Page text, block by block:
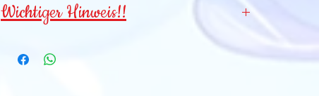
Wichtiger Hinweis!!
Kinder
unter 3 Jahren NICHT geeignet!